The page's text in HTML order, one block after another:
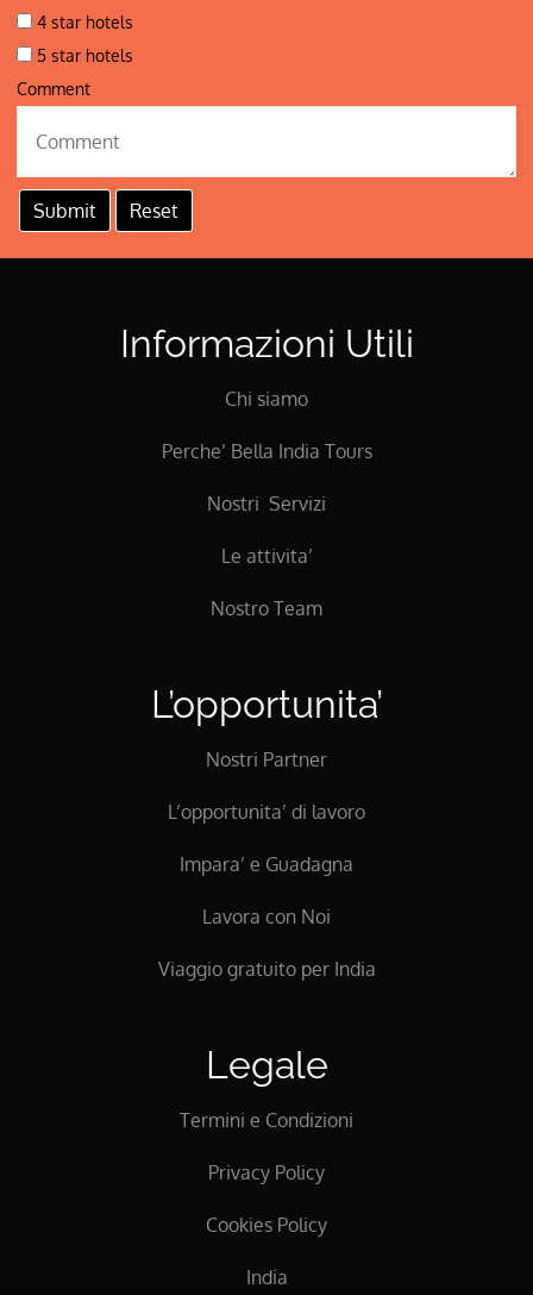
4 star hotels
5 star hotels
Comment
Informazioni Utili
Chi siamo
Perche’ Bella India Tours
Nostri Servizi
Le attivita’
Nostro Team
L’opportunita’
Nostri Partner
L’opportunita’ di lavoro
Impara’ e Guadagna
Lavora con Noi
Viaggio gratuito per India
Legale
Termini e Condizioni
Privacy Policy
Cookies Policy
India